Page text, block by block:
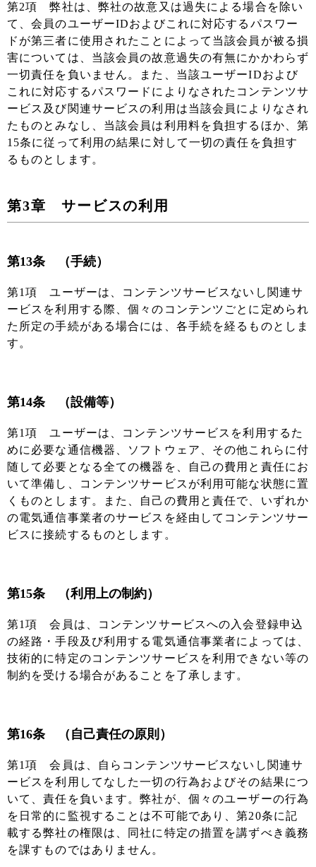
第2項 弊社は、弊社の故意又は過失による場合を除い
て、会員のユーザーIDおよびこれに対応するパスワー
ドが第三者に使用されたことによって当該会員が被る損
害については、当該会員の故意過失の有無にかかわらず
一切責任を負いません。また、当該ユーザーIDおよび
これに対応するパスワードによりなされたコンテンツサ
ービス及び関連サービスの利用は当該会員によりなされ
たものとみなし、当該会員は利用料を負担するほか、第
15条に従って利用の結果に対して一切の責任を負担す
るものとします。
第3章 サービスの利用
第13条 （手続）
第1項 ユーザーは、コンテンツサービスないし関連サ
ービスを利用する際、個々のコンテンツごとに定められ
た所定の手続がある場合には、各手続を経るものとしま
す。
第14条 （設備等）
第1項 ユーザーは、コンテンツサービスを利用するた
めに必要な通信機器、ソフトウェア、その他これらに付
随して必要となる全ての機器を、自己の費用と責任にお
いて準備し、コンテンツサービスが利用可能な状態に置
くものとします。また、自己の費用と責任で、いずれか
の電気通信事業者のサービスを経由してコンテンツサー
ビスに接続するものとします。
第15条 （利用上の制約）
第1項 会員は、コンテンツサービスへの入会登録申込
の経路・手段及び利用する電気通信事業者によっては、
技術的に特定のコンテンツサービスを利用できない等の
制約を受ける場合があることを了承します。
第16条 （自己責任の原則）
第1項 会員は、自らコンテンツサービスないし関連サ
ービスを利用してなした一切の行為およびその結果につ
いて、責任を負います。弊社が、個々のユーザーの行為
を日常的に監視することは不可能であり、第20条に記
載する弊社の権限は、同社に特定の措置を講ずべき義務
を課すものではありません。